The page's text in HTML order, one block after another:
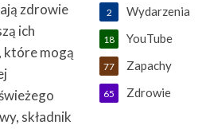
zdrowie
ich
które mogą
składnik
Wydarzenia
2
YouTube
18
Zapachy
77
Zdrowie
65